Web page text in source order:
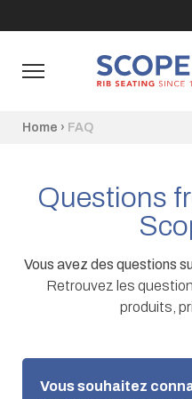
Home › FAQ
Questions
Vous avez des questions
Retrouvez les
produits,
Vous souhaitez